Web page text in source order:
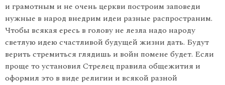
и грамотным и не очень церкви построим заповеди
нужные в народ внедрим идеи разные распространим.
Чтобы всякая ересь в голову не лезла надо народу
светлую идею счастливой будущей жизни дать. Будут
верить стремиться глядишь и войн помене будет. Если
проще то установил Стрелец правила общежития и
оформил это в виде религии и всякой разной